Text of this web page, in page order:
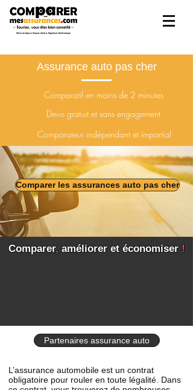
Assurance auto pas cher
Comparatif en moins de 2 minutes
Devis gratuit et sans engagement
Comparateur indépendant et impartial
Comparer les assurances auto pas cher
Comparer,améliorer et économiser !
Partenaires assurance auto
L’assurance automobile est un contrat
obligatoire pour rouler en toute légalité. Dans